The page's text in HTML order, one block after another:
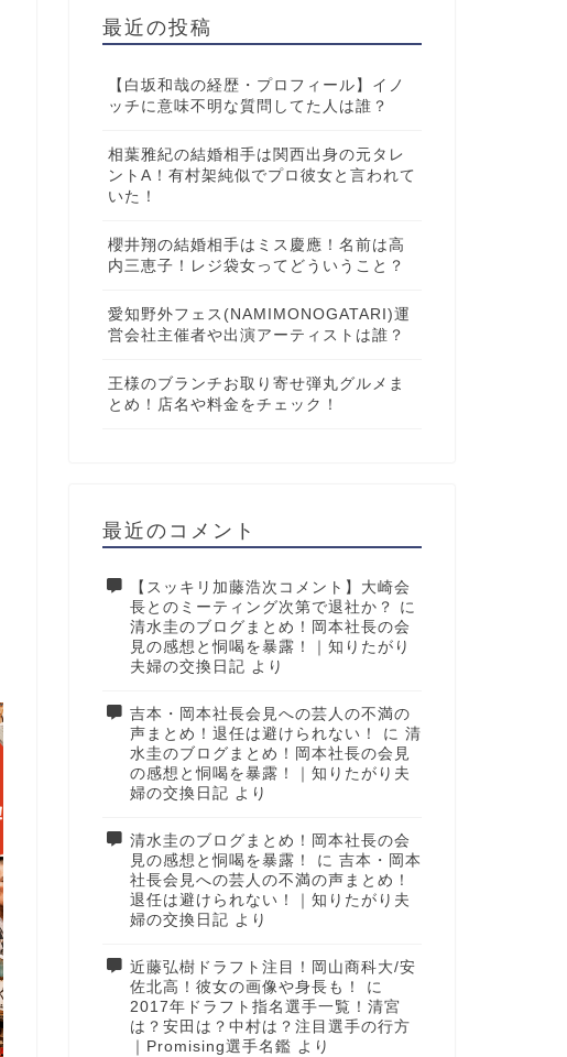
最近の投稿
【白坂和哉の経歴・プロフィール】イノ
ッチに意味不明な質問してた人は誰？
相葉雅紀の結婚相手は関西出身の元タレ
ントA！有村架純似でプロ彼女と言われて
いた！
櫻井翔の結婚相手はミス慶應！名前は高
内三恵子！レジ袋女ってどういうこと？
愛知野外フェス(NAMIMONOGATARI)運
営会社主催者や出演アーティストは誰？
王様のブランチお取り寄せ弾丸グルメま
とめ！店名や料金をチェック！
最近のコメント
【スッキリ加藤浩次コメント】大崎会
長とのミーティング次第で退社か？
に
清水圭のブログまとめ！岡本社長の会
見の感想と恫喝を暴露！｜知りたがり
夫婦の交換日記 より
吉本・岡本社長会見への芸人の不満の
声まとめ！退任は避けられない！
に 清
水圭のブログまとめ！岡本社長の会見
の感想と恫喝を暴露！｜知りたがり夫
婦の交換日記 より
清水圭のブログまとめ！岡本社長の会
見の感想と恫喝を暴露！
に 吉本・岡本
社長会見への芸人の不満の声まとめ！
退任は避けられない！｜知りたがり夫
婦の交換日記 より
近藤弘樹ドラフト注目！岡山商科大/安
佐北高！彼女の画像や身長も！
に
2017年ドラフト指名選手一覧！清宮
は？安田は？中村は？注目選手の行方
｜Promising選手名鑑 より